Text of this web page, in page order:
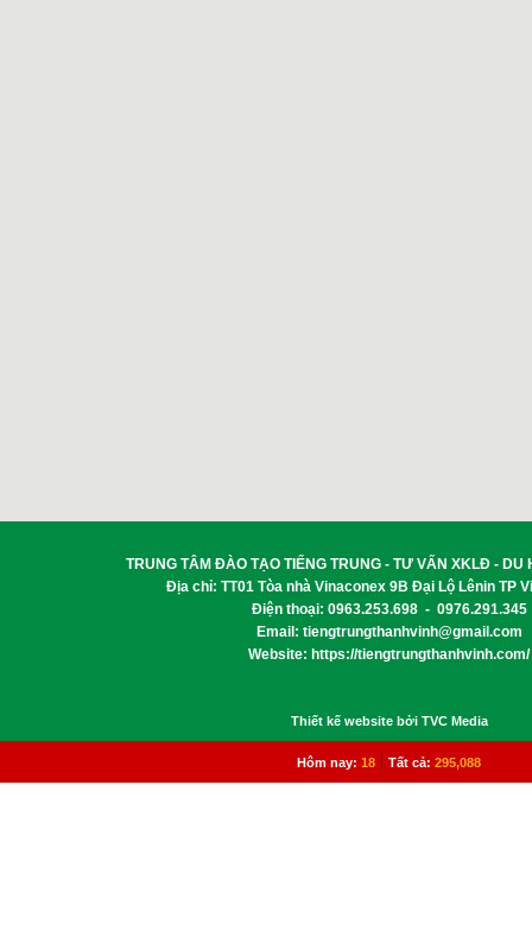
TRUNG TÂM ĐÀO TẠO TIẾNG TRUNG - TƯ VẤN XKLĐ - DU
Địa chỉ: TT01 Tòa nhà Vinaconex 9B Đại Lộ Lênin TP
Điện thoại: 0963.253.698 - 0976.291.345
Email: tiengtrungthanhvinh@gmail.com
Website: https://tiengtrungthanhvinh.com/
Thiết kế website bởi TVC Media
Hôm nay: 18 | Tất cả: 295,088